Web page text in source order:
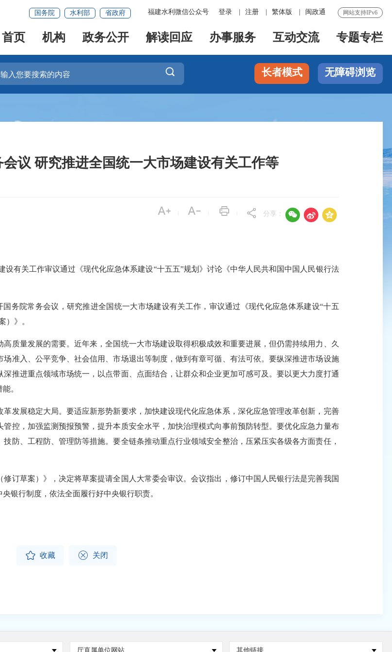
网站支持IPv6
福建水利微信公众号 登录 注册 繁体版 闽政通
国务院 水利部 省政府
首页 机构 政务公开 解读回应 办事服务 互动交流 专题专栏
 长者模式 无障碍浏览
议 研究推进全国统一大市场建设有关工作等
分享：   
关工作审议通过《现代化应急体系建设“十五五”规划》讨论《中华人民共和国中国人民银行法
院常务会议，研究推进全国统一大市场建设有关工作，审议通过《现代化应急体系建设“十五
）》。
量发展的需要。近年来，全国统一大市场建设取得积极成效和重要进展，但仍需持续用力、久
准入、公平竞争、社会信用、市场退出等制度，做到有章可循、有法可依。要纵深推进市场设施
推进重点领域市场统一，以点带面、点面结合，让群众和企业更加可感可及。要以更大力度打通
。
展稳定大局。要适应新形势新要求，加快建设现代化应急体系，深化应急管理改革创新，完善
控，加强监测预报预警，提升本质安全水平，加快治理模式向事前预防转型。要优化应急力量布
防、工程防、管理防等措施。要全链条推动重点行业领域安全整治，压紧压实各级各方面责任，
草案）》，决定将草案提请全国人大常委会审议。会议指出，修订中国人民银行法是完善我国
银行制度，依法全面履行好中央银行职责。
 收藏  关闭
厅直属单位网站 其他链接